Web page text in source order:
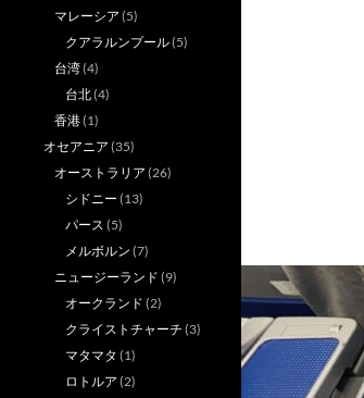
マレーシア (5)
クアラルンプール(5)
台湾(4)
台北(4)
香港(1)
オセアニア (35)
オーストラリア (26)
シドニー (13)
パース (5)
メルボルン (7)
ニュージーランド (9)
オークランド (2)
クライストチャーチ (3)
マタマタ (1)
ロトルア (2)